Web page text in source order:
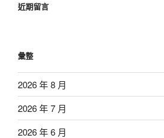
近期留言
彙整
2026 年 8 月
2026 年 7 月
2026 年 6 月